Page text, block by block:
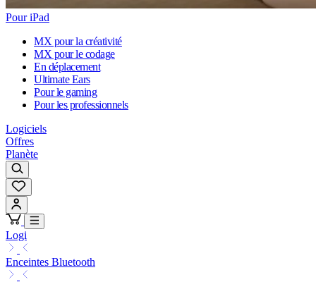
Pour iPad
MX pour la créativité
MX pour le codage
En déplacement
Ultimate Ears
Pour le gaming
Pour les professionnels
Logiciels
Offres
Planète
Logi
Enceintes Bluetooth